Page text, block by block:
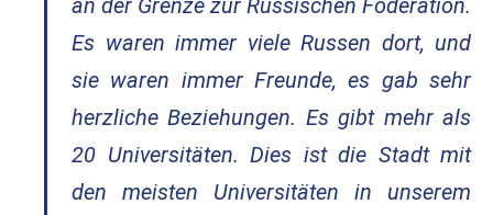
an der Grenze zur Russischen Föderation.
Es waren immer viele Russen dort, und
sie waren immer Freunde, es gab sehr
herzliche Beziehungen. Es gibt mehr als
20 Universitäten. Dies ist die Stadt mit
den meisten Universitäten in unserem